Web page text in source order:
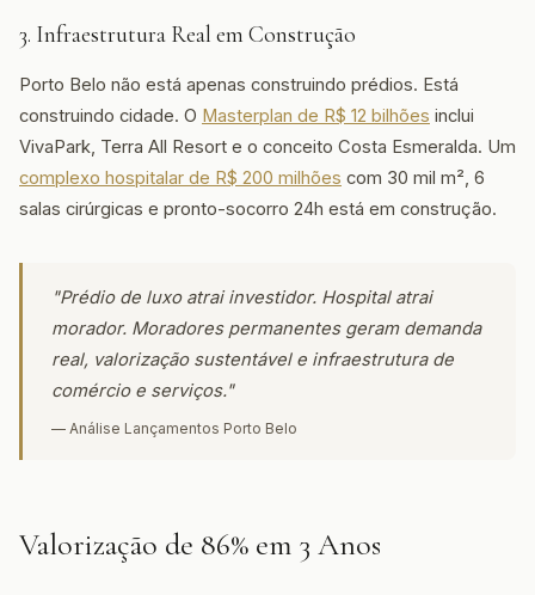
3. Infraestrutura Real em Construção
Porto Belo não está apenas construindo prédios. Está
construindo cidade. O Masterplan de R$ 12 bilhões inclui
VivaPark, Terra All Resort e o conceito Costa Esmeralda. Um
complexo hospitalar de R$ 200 milhões com 30 mil m², 6
salas cirúrgicas e pronto-socorro 24h está em construção.
"Prédio de luxo atrai investidor. Hospital atrai
morador. Moradores permanentes geram demanda
real, valorização sustentável e infraestrutura de
comércio e serviços."
— Análise Lançamentos Porto Belo
Valorização de 86% em 3 Anos